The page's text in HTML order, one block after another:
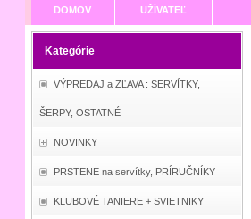
DOMOV UŽÍVATEĽ
Kategórie
VÝPREDAJ a ZĽAVA : SERVÍTKY,
ŠERPY, OSTATNÉ
NOVINKY
PRSTENE na servítky, PRÍRUČNÍKY
KLUBOVÉ TANIERE + SVIETNIKY